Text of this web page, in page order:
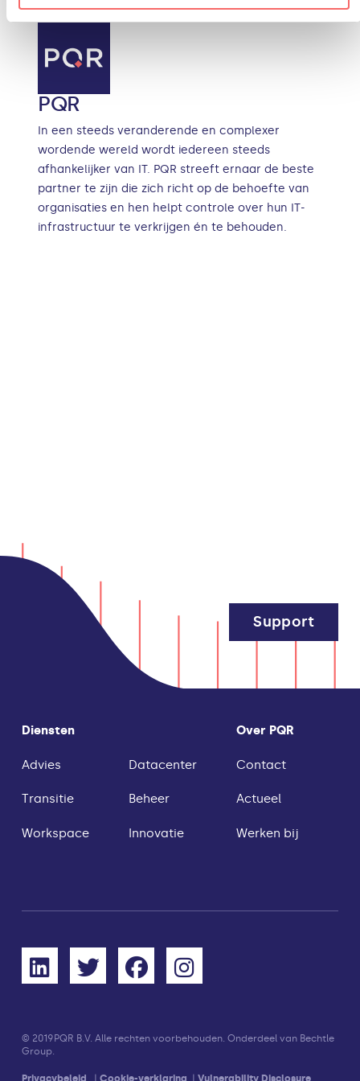
PQR
In een steeds veranderende en complexer
wordende wereld wordt iedereen steeds
afhankelijker van IT. PQR streeft ernaar de beste
partner te zijn die zich richt op de behoefte van
organisaties en hen helpt controle over hun IT-
infrastructuur te verkrijgen én te behouden.
Diensten
Advies
Transitie
Workspace
Datacenter
Beheer
Innovatie
Over PQR
Contact
Actueel
Werken bij
Support
© 2019 PQR B.V. Alle rechten voorbehouden. Onderdeel van Bechtle
Group.
Privacybeleid Cookie-verklaring Vulnerability Disclosure